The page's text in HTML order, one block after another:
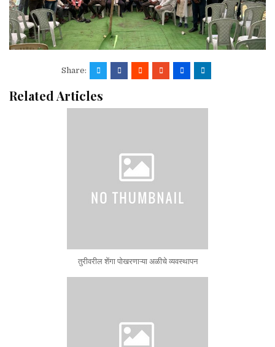
Share:
Related Articles
तुरीवरील शेंगा पोखरणाऱ्या अळीचे व्यवस्थापन